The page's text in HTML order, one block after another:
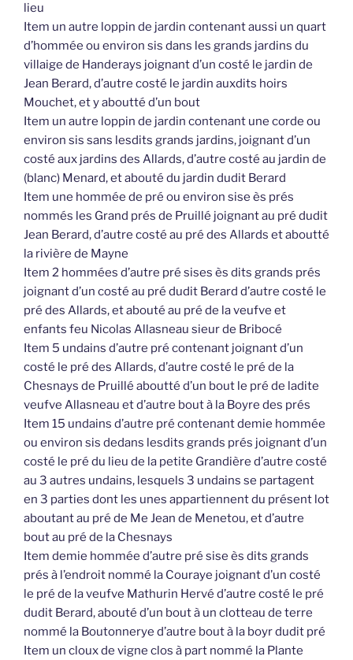
lieu
Item un autre loppin de jardin contenant aussi un quart
d’hommée ou environ sis dans les grands jardins du
villaige de Handerays joignant d’un costé le jardin de
Jean Berard, d’autre costé le jardin auxdits hoirs
Mouchet, et y aboutté d’un bout
Item un autre loppin de jardin contenant une corde ou
environ sis sans lesdits grands jardins, joignant d’un
costé aux jardins des Allards, d’autre costé au jardin de
(blanc) Menard, et abouté du jardin dudit Berard
Item une hommée de pré ou environ sise ès prés
nommés les Grand prés de Pruillé joignant au pré dudit
Jean Berard, d’autre costé au pré des Allards et aboutté
la rivière de Mayne
Item 2 hommées d’autre pré sises ès dits grands prés
joignant d’un costé au pré dudit Berard d’autre costé le
pré des Allards, et abouté au pré de la veufve et
enfants feu Nicolas Allasneau sieur de Bribocé
Item 5 undains d’autre pré contenant joignant d’un
costé le pré des Allards, d’autre costé le pré de la
Chesnays de Pruillé aboutté d’un bout le pré de ladite
veufve Allasneau et d’autre bout à la Boyre des prés
Item 15 undains d’autre pré contenant demie hommée
ou environ sis dedans lesdits grands prés joignant d’un
costé le pré du lieu de la petite Grandière d’autre costé
au 3 autres undains, lesquels 3 undains se partagent
en 3 parties dont les unes appartiennent du présent lot
aboutant au pré de Me Jean de Menetou, et d’autre
bout au pré de la Chesnays
Item demie hommée d’autre pré sise ès dits grands
prés à l’endroit nommé la Couraye joignant d’un costé
le pré de la veufve Mathurin Hervé d’autre costé le pré
dudit Berard, abouté d’un bout à un clotteau de terre
nommé la Boutonnerye d’autre bout à la boyr dudit pré
Item un cloux de vigne clos à part nommé la Plante